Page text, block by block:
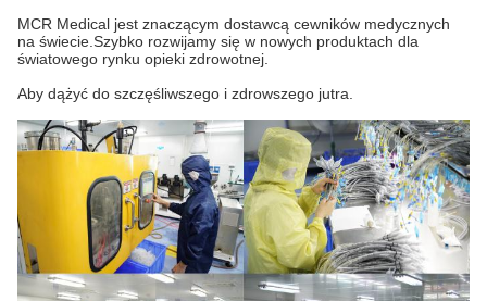
MCR Medical jest znaczącym dostawcą cewników medycznych
na świecie.Szybko rozwijamy się w nowych produktach dla
światowego rynku opieki zdrowotnej.
Aby dążyć do szczęśliwszego i zdrowszego jutra.